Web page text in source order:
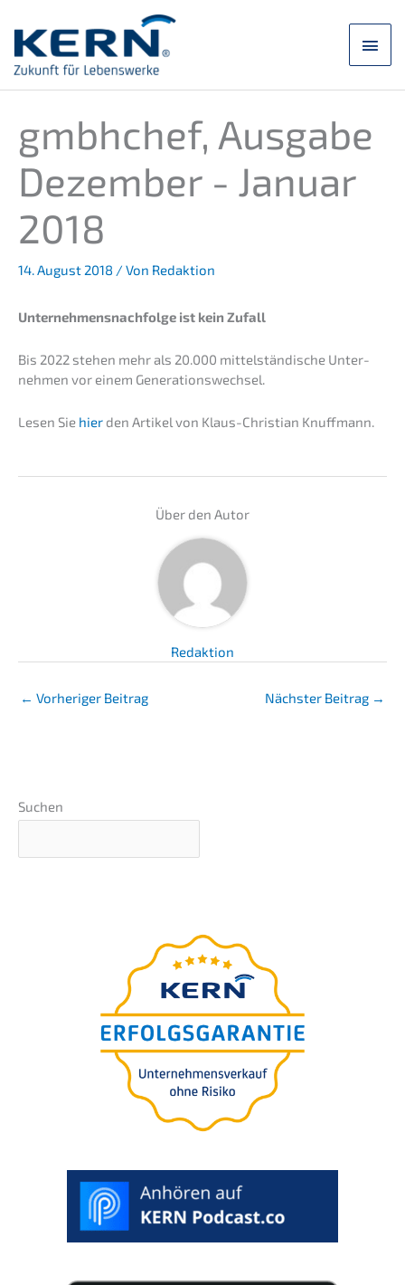
Inhalt
springen
gmbhchef, Ausga­be
Dezem­ber - Januar
2018
14. August 2018 / Von Redaktion
Unternehmens­nachfolge ist kein Zufall
Bis 2022 stehen mehr als 20.000 mittel­stän­di­sche Unter­
neh­men vor einem Generationswechsel.
Lesen Sie hier den Artikel von Klaus-Chris­ti­an Knuffmann.
Über den Autor
Redaktion
← Vorheriger Beitrag Nächster Beitrag →
Suchen
Grundlagen-Webinar
von Nils Koerber
Unternehmens-verkauf
(M&A) ohne Risiko und
Wertverlust